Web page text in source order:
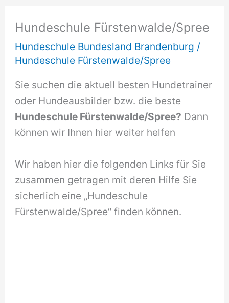
Hundeschule Fürstenwalde/Spree
Hundeschule Bundesland Brandenburg /
Hundeschule Fürstenwalde/Spree
Sie suchen die aktuell besten Hundetrainer
oder Hundeausbilder bzw. die beste
Hundeschule Fürstenwalde/Spree? Dann
können wir Ihnen hier weiter helfen
Wir haben hier die folgenden Links für Sie
zusammen getragen mit deren Hilfe Sie
sicherlich eine „Hundeschule
Fürstenwalde/Spree“ finden können.